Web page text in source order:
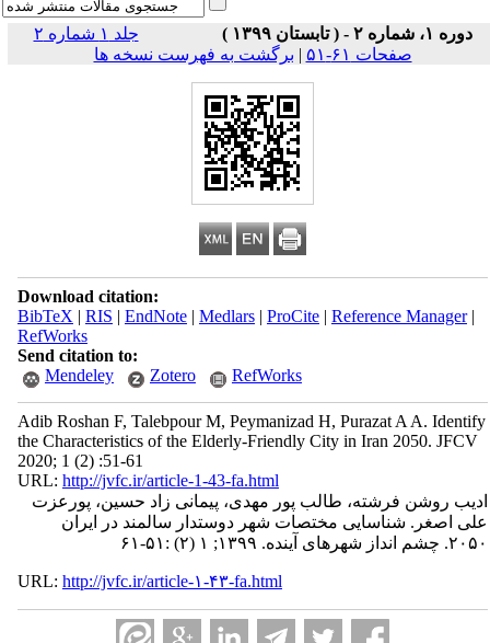
دوره ۱، شماره ۲ - ( تابستان ۱۳۹۹ )
جلد ۱ شماره ۲
صفحات ۶۱-۵۱
| برگشت به فهرست نسخه ها
Download citation:
BibTeX | RIS | EndNote| Medlars| ProCite| Reference Manager|
RefWorks
Send citation to:
Mendeley
Zotero RefWorks
Adib Roshan F, Talebpour M, Peymanizad H, Purazat A A. Identify
the Characteristics of the Elderly-Friendly City in Iran 2050. JFCV
2020; 1 (2) :51-61
URL: http://jvfc.ir/article-1-43-fa.html
ادیب روشن فرشته، طالب پور مهدی، پیمانی زاد حسین، پورعزت
علی اصغر. شناسایی مختصات شهر دوستدار سالمند در ایران
۲۰۵۰. چشم انداز شهرهای آینده. ۱۳۹۹; ۱ (۲) :۵۱-۶۱
URL: http://jvfc.ir/article-۱-۴۳-fa.html